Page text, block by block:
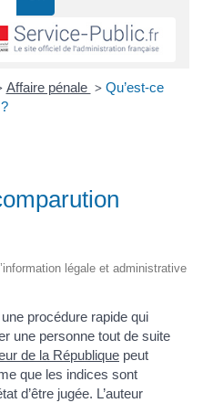
Affaire pénale > Qu’est-ce
légale et administrative
procédure rapide qui
une personne tout de suite
de la République peut
que les indices sont
d’être jugée. L’auteur